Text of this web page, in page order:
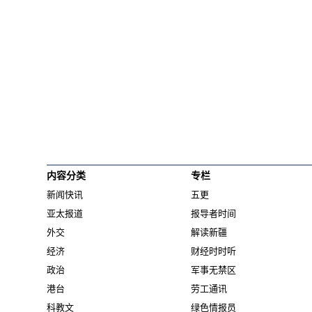
内容分类
新闻快讯
亚太报道
外交
经济
政治
港台
科教文
专栏
五更
报导者时间
解读新疆
财经时时听
军事无禁区
劳工通讯
绿色情报员